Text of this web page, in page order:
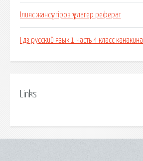
Ілияс жансүгіров қүлагер реферат
Гдз русский язык 1 часть 4 класс канакина
Links